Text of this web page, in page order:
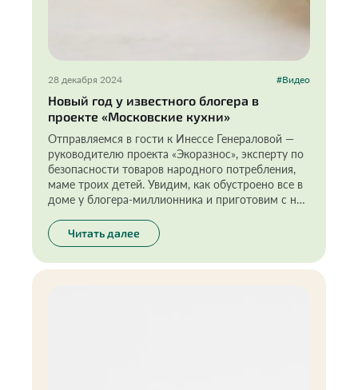
28 декабря 2024 #Видео
Новый год у известного блогера в
проекте «Московские кухни»
Отправляемся в гости к Инессе Генераловой —
руководителю проекта «Экоразнос», эксперту по
безопасности товаров народного потребления,
маме троих детей. Увидим, как обустроено все в
доме у блогера-миллионника и приготовим с ней
правда вкусно!
Читать далее